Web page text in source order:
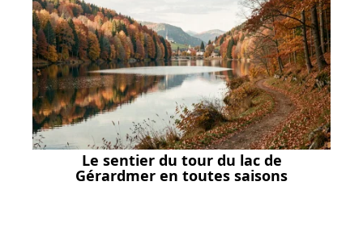
Le sentier du tour du lac de
Gérardmer en toutes saisons